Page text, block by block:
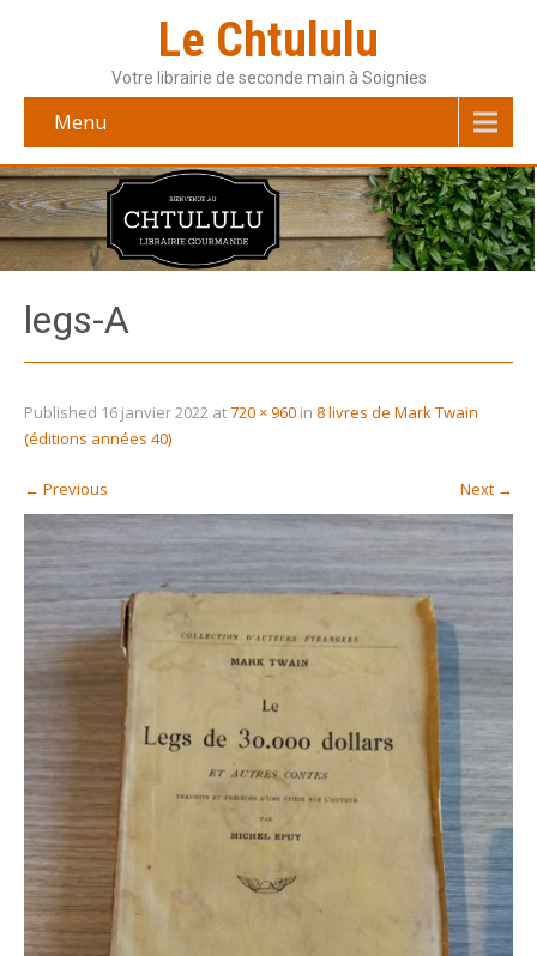
Le Chtululu
Votre librairie de seconde main à Soignies
Menu
legs-A
Published 16 janvier 2022 at720 × 960 in 8 livres de Mark Twain
(éditions années 40)
← Previous Next →